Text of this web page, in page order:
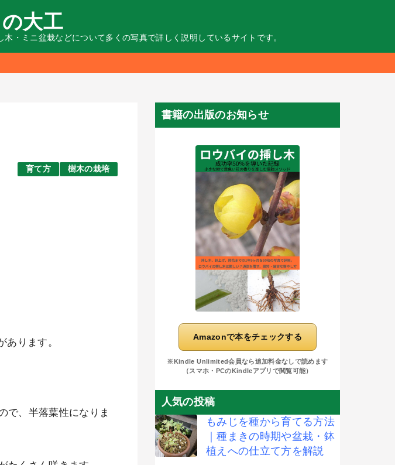
大工
・ミニ盆栽などについて多くの写真で詳しく説明しているサイトです。
育て方
樹木の栽培
ります。
で、半落葉性になりま
書籍の出版のお知らせ
Amazonで本をチェックする
※Kindle Unlimited会員なら追加料金なしで読めます
（スマホ・PCのKindleアプリで閲覧可能）
人気の投稿
もみじを種から育てる方法
｜種まきの時期や盆栽・鉢
植えへの仕立て方を解説